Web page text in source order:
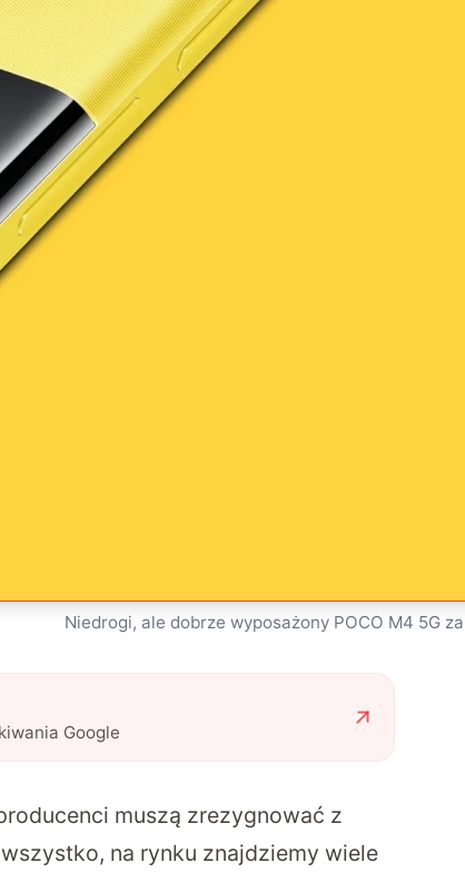
Niedrogi, ale dobrze wyposażony POCO M4 5G
Google
muszą zrezygnować z
na rynku znajdziemy wiele